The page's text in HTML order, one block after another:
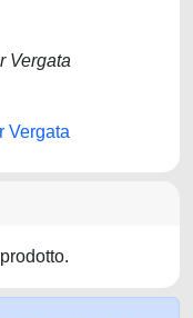
Vergata
Vergata